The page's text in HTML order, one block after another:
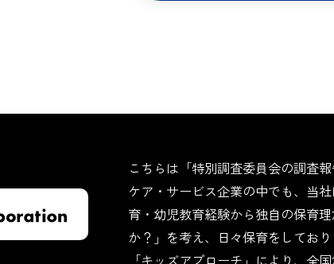
こちらは「特別調査委員会の調査
ケア・サービス企業の中でも、当
育・幼児教育経験から独自の保育
か？」を考え、日々保育をしてお
「キッズアプローチ」により、全